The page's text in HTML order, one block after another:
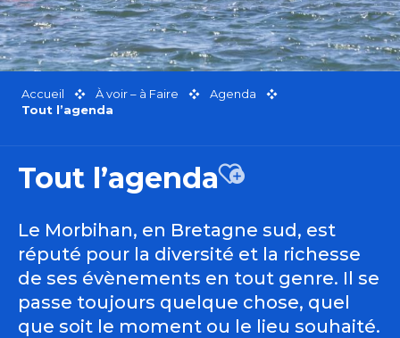
Accueil À voir – à Faire
Agenda
Tout l’agenda
Tout l’agendaAjouter aux
Le Morbihan, en Bretagne sud, est
réputé pour la diversité et la richesse
de ses évènements en tout genre. Il se
passe toujours quelque chose, quel
que soit le moment ou le lieu souhaité.